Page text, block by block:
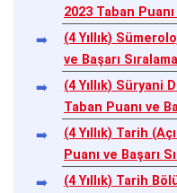
2023 Taban
(4 Yıllık)
ve Başarı
(4 Yıllık) Süryani
Taban Puanı ve
(4 Yıllık) Tarih
Puanı ve Başarı
(4 Yıllık) Tarih